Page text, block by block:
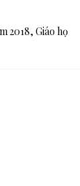
2018, Giáo họ